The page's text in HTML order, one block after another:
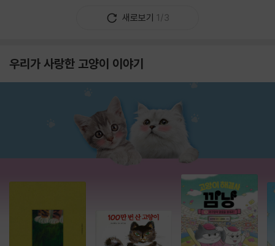
새로보기 1/3
우리가 사랑한 고양이 이야기